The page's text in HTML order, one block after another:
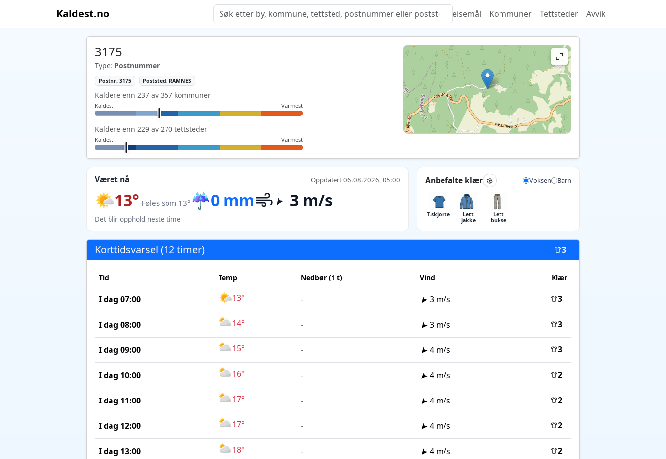
Kaldest.no Quiz Reisemål Kommuner Tettsteder Avvik
3175
Type: Postnummer
Postnr: 3175 Poststed: RAMNES
Kaldere enn 237 av 357 kommuner
Kaldest Varmest
Kaldere enn 229 av 270 tettsteder
Kaldest Varmest
Været nå Oppdatert 06.08.2026, 05:00
13° Føles som 13° ☔0 mm 3 m/s
Det blir opphold neste time
Anbefalte klær Voksen Barn
T-skjorte
Lett
jakke
Lett
bukse
Korttidsvarsel (12 timer) 3
Tid Temp Nedbør (1 t) Vind Klær
I dag 07:00 13° - 3 m/s 3
I dag 08:00 14° - 3 m/s 3
I dag 09:00 15° - 4 m/s 3
I dag 10:00 16° - 4 m/s 2
I dag 11:00 17° - 4 m/s 2
I dag 12:00 17° - 4 m/s 2
I dag 13:00 18° - 4 m/s 2